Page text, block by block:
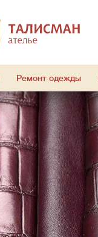
Ремонт одежды